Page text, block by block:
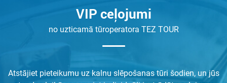
VIP ceļojumi
no uzticamā tūroperatora TEZ TOUR
Atstājiet pieteikumu uz kalnu slēpošanas tūri šodien, un jūs